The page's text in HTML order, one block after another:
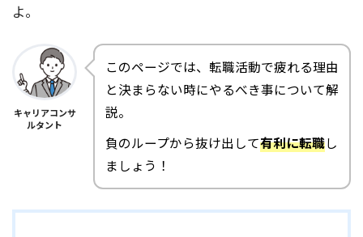
よ。
キャリアコンサ
ルタント
このページでは、転職活動で疲れる理由
と決まらない時にやるべき事について解
説。
負のループから抜け出して有利に転職し
ましょう！